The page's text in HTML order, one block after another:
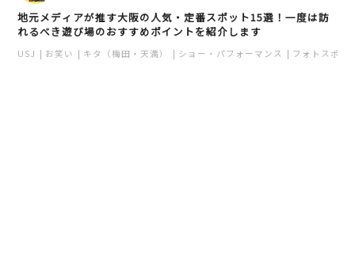
地元メディアが推す大阪の人気・定番スポット15選！一度は訪
れるべき遊び場のおすすめポイントを紹介します
USJ お笑い キタ（梅田・天満） ショー・パフォーマンス フォトスポッ